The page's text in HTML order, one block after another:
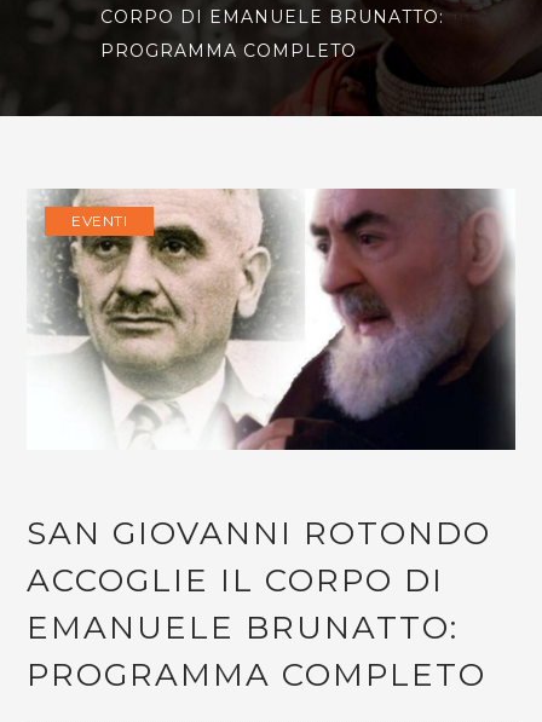
CORPO DI EMANUELE BRUNATTO:
PROGRAMMA COMPLETO
EVENTI
SAN GIOVANNI ROTONDO
ACCOGLIE IL CORPO DI
EMANUELE BRUNATTO:
PROGRAMMA COMPLETO